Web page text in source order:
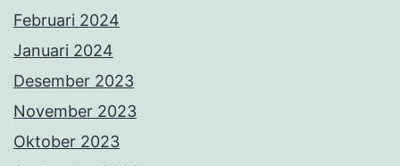
Februari 2024
Januari 2024
Desember 2023
November 2023
Oktober 2023